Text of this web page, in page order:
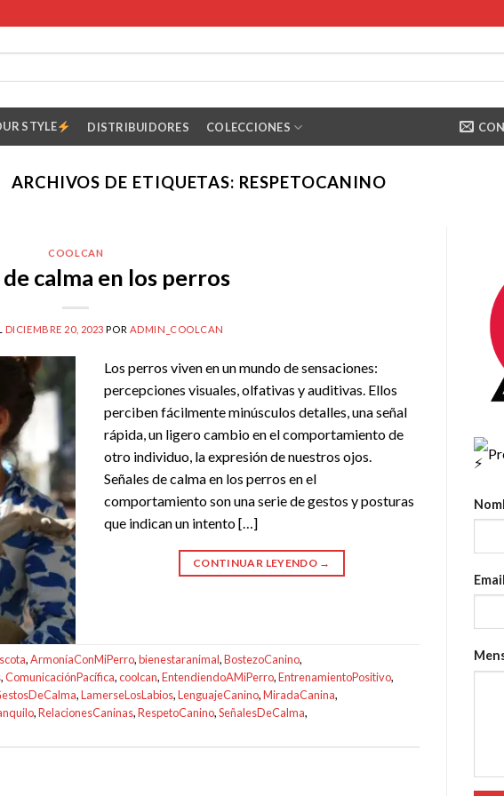
STYLE DISTRIBUIDORES COLECCIONES
ARCHIVOS DE ETIQUETAS: RESPETOCANINO
COOLCAN
de calma en los perros
DICIEMBRE 20, 2023 POR ADMIN_COOLCAN
Los perros viven en un mundo de sensaciones:
percepciones visuales, olfativas y auditivas. Ellos
perciben fácilmente minúsculos detalles, una señal
rápida, un ligero cambio en el comportamiento de
otro individuo, la expresión de nuestros ojos.
Señales de calma en los perros en el
comportamiento son una serie de gestos y posturas
que indican un intento […]
CONTINUAR LEYENDO →
,ArmoníaConMiPerro,bienestaranimal,BostezoCanino,
,ComunicaciónPacífica,coolcan,EntendiendoAMiPerro,EntrenamientoPositivo,
,LamerseLosLabios,LenguajeCanino,MiradaCanina,
,RelacionesCaninas,RespetoCanino,SeñalesDeCalma,